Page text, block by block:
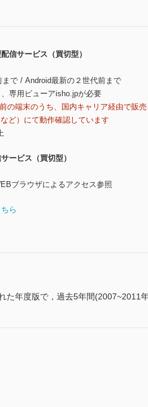
信サービス（買切型）
で / Android最新の２世代前まで
専用ビューアisho.jpが必要
の端末のうち、国内キャリア経由で販
ど）にて動作確認しています
ービス（買切型）
ブラウザによるアクセス参照
ら
年度版で，過去5年間(2007~2011